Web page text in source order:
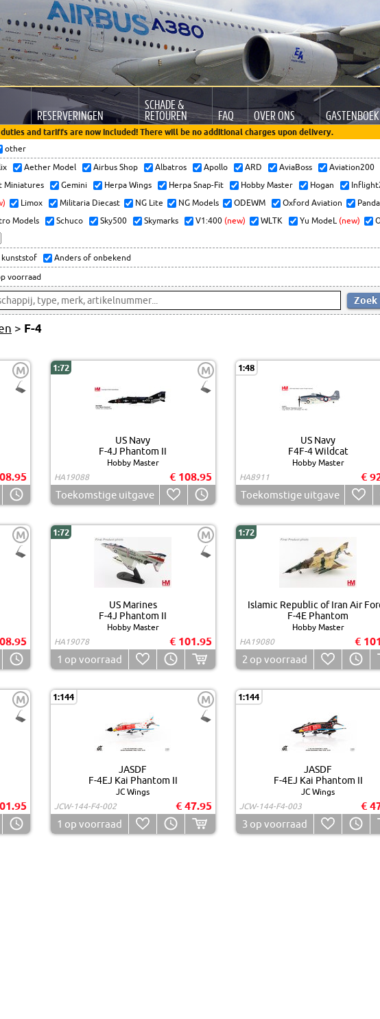
RESERVERINGEN
SCHADE &
RETOUREN FAQ OVER ONS GASTENBOEK
duties and tariffs are now included! There will be no additional charges upon delivery.
other
Aether Model Airbus Shop Albatros Apollo ARD AviaBoss Aviation200
Miniatures Gemini Herpa Wings Herpa Snap-Fit Hobby Master Hogan
Limox Militaria Diecast NG Lite NG Models ODEWM Oxford Aviation
Models Schuco Sky500 Skymarks V1:400 (new) WLTK Yu ModeL (new)
kunststof Anders of onbekend
voorraad
> F-4
M 1:72 M
US Navy
F-4J Phantom II
Hobby Master
HA19088
€ 108.95
Toekomstige uitgave
1:48
US Navy
F4F-4 Wildcat
Hobby Master
HA8911
€
Toekomstige uitgave
M 1:72 M
US Marines
F-4J Phantom II
Hobby Master
HA19078
€ 101.95
1 op voorraad
1:72
Islamic Republic of Iran Air
F-4E Phantom
Hobby Master
HA19080
€
2 op voorraad
M 1:144 M
JASDF
F-4EJ Kai Phantom II
JC Wings
JCW-144-F4-002
€ 47.95
1 op voorraad
1:144
JASDF
F-4EJ Kai Phantom II
JC Wings
JCW-144-F4-003
€
3 op voorraad